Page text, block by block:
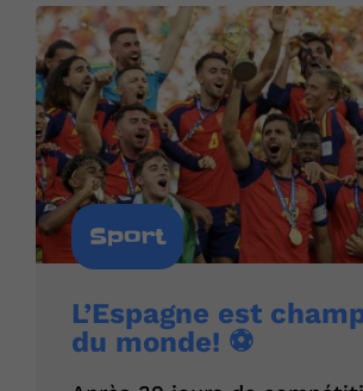
Sport
L’Espagne est
du monde! ⚽